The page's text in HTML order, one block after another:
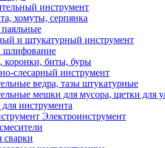
инструмент
хомуты, серпянка
и штукатурный инструмент
шлифование
коронки, биты, буры
слесарный инструмент
ведра, тазы штукатурные
мешки для мусора, щетки для
инструмента
Электроинструмент
сварки